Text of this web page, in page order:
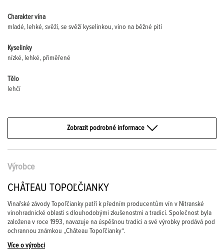
Charakter vína
mladé, lehké, svěží, se svěží kyselinkou, víno na běžné pití
Kyselinky
nízké, lehké, přiměřené
Tělo
lehčí
Zobrazit podrobné informace
Výrobce
CHÂTEAU TOPOĽČIANKY
Vinařské závody Topoľčianky patří k předním producentům vín v Nitranské
vinohradnické oblasti s dlouhodobými zkušenostmi a tradicí. Společnost byla
založena v roce 1993, navazuje na úspěšnou tradici a své výrobky prodává pod
ochrannou známkou „Château Topoľčianky“.
Více o výrobci